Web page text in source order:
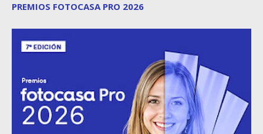
PREMIOS FOTOCASA PRO 2026